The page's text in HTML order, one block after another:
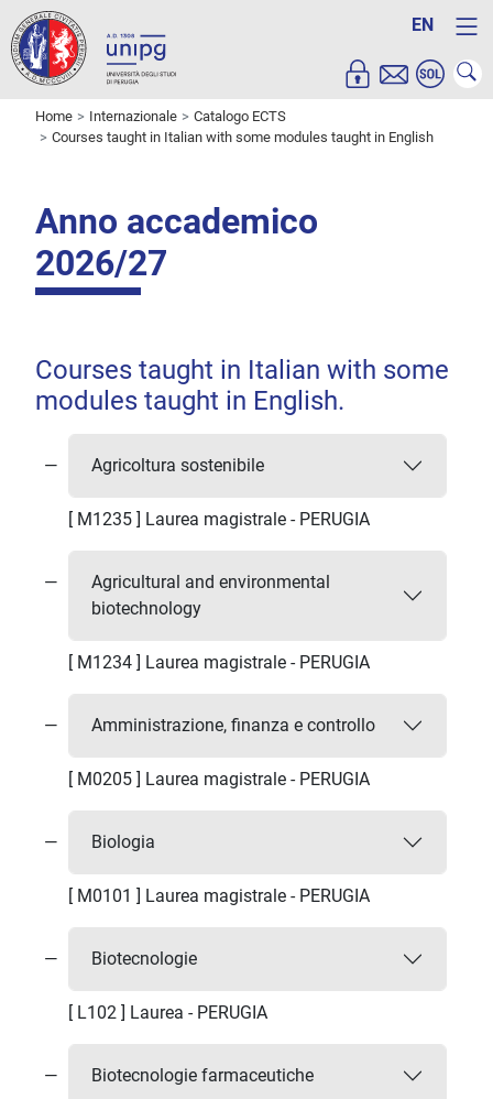
EN
Home Internazionale
Catalogo ECTS
Courses taught in Italian with some modules taught in English
Anno accademico
2026/27
Courses taught in Italian with some
modules taught in English.
Agricoltura sostenibile
[ M1235 ] Laurea magistrale - PERUGIA
Agricultural and environmental
biotechnology
[ M1234 ] Laurea magistrale - PERUGIA
Amministrazione, finanza e controllo
[ M0205 ] Laurea magistrale - PERUGIA
Biologia
[ M0101 ] Laurea magistrale - PERUGIA
Biotecnologie
[ L102 ] Laurea - PERUGIA
Biotecnologie farmaceutiche